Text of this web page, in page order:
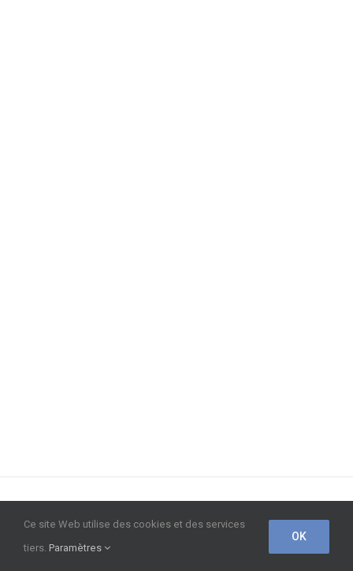
Politique de confidentialité
Ce site Web utilise des cookies et des services
tiers. Paramètres
OK